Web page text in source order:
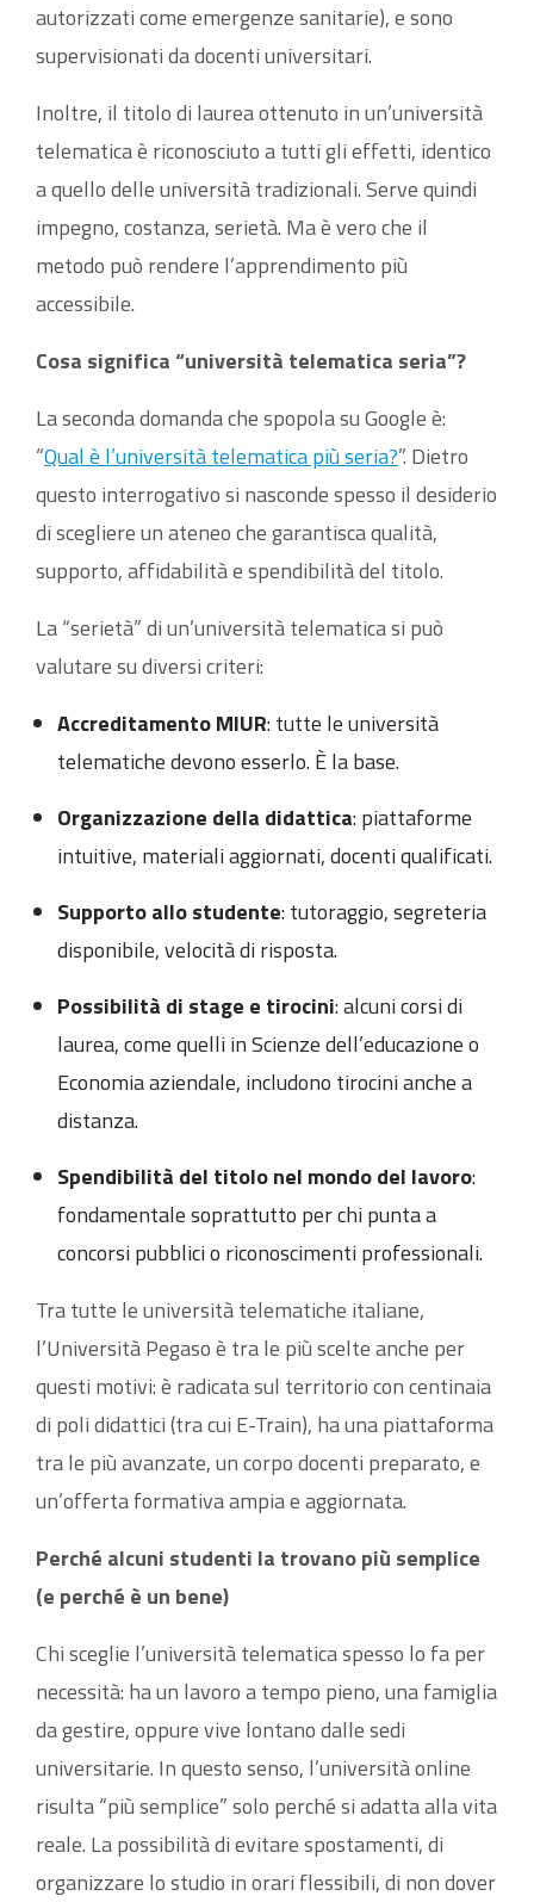
autorizzati come emergenze sanitarie), e sono
supervisionati da docenti universitari.
Inoltre, il titolo di laurea ottenuto in un’università
telematica è riconosciuto a tutti gli effetti, identico
a quello delle università tradizionali. Serve quindi
impegno, costanza, serietà. Ma è vero che il
metodo può rendere l’apprendimento più
accessibile.
Cosa significa “università telematica seria”?
La seconda domanda che spopola su Google è:
“Qual è l’università telematica più seria?”. Dietro
questo interrogativo si nasconde spesso il desiderio
di scegliere un ateneo che garantisca qualità,
supporto, affidabilità e spendibilità del titolo.
La “serietà” di un’università telematica si può
valutare su diversi criteri:
Accreditamento MIUR: tutte le università
telematiche devono esserlo. È la base.
Organizzazione della didattica: piattaforme
intuitive, materiali aggiornati, docenti qualificati.
Supporto allo studente: tutoraggio, segreteria
disponibile, velocità di risposta.
Possibilità di stage e tirocini: alcuni corsi di
laurea, come quelli in Scienze dell’educazione o
Economia aziendale, includono tirocini anche a
distanza.
Spendibilità del titolo nel mondo del lavoro:
fondamentale soprattutto per chi punta a
concorsi pubblici o riconoscimenti professionali.
Tra tutte le università telematiche italiane,
l’Università Pegaso è tra le più scelte anche per
questi motivi: è radicata sul territorio con centinaia
di poli didattici (tra cui E-Train), ha una piattaforma
tra le più avanzate, un corpo docenti preparato, e
un’offerta formativa ampia e aggiornata.
Perché alcuni studenti la trovano più semplice
(e perché è un bene)
Chi sceglie l’università telematica spesso lo fa per
necessità: ha un lavoro a tempo pieno, una famiglia
da gestire, oppure vive lontano dalle sedi
universitarie. In questo senso, l’università online
risulta “più semplice” solo perché si adatta alla vita
reale. La possibilità di evitare spostamenti, di
organizzare lo studio in orari flessibili, di non dover